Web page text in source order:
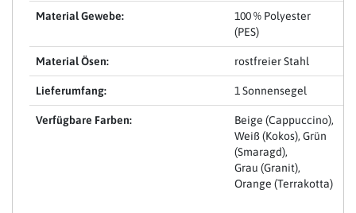
Material Gewebe:
100 % Polyester
(PES)
Material Ösen: rostfreier Stahl
Lieferumfang: 1 Sonnensegel
Verfügbare Farben:
Beige (Cappuccino),
Weiß (Kokos), Grün
(Smaragd),
Grau (Granit),
Orange (Terrakotta)